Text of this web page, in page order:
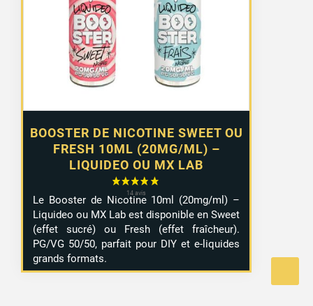
1 avis
BOOSTER DE NICOTINE SWEET OU
FRESH 10ML (20MG/ML) –
LIQUIDEO OU MX LAB
1,29 €
10,99 €
Le Booster de Nicotine 10ml (20mg/ml) –
Liquideo ou MX Lab est disponible en Sweet
(effet sucré) ou Fresh (effet fraîcheur).
PG/VG 50/50, parfait pour DIY et e-liquides
grands formats.